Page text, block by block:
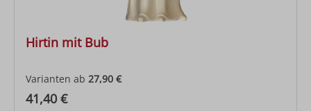
Hirtin mit Bub
Varianten ab 27,90 €
Regulärer Preis:
41,40 €